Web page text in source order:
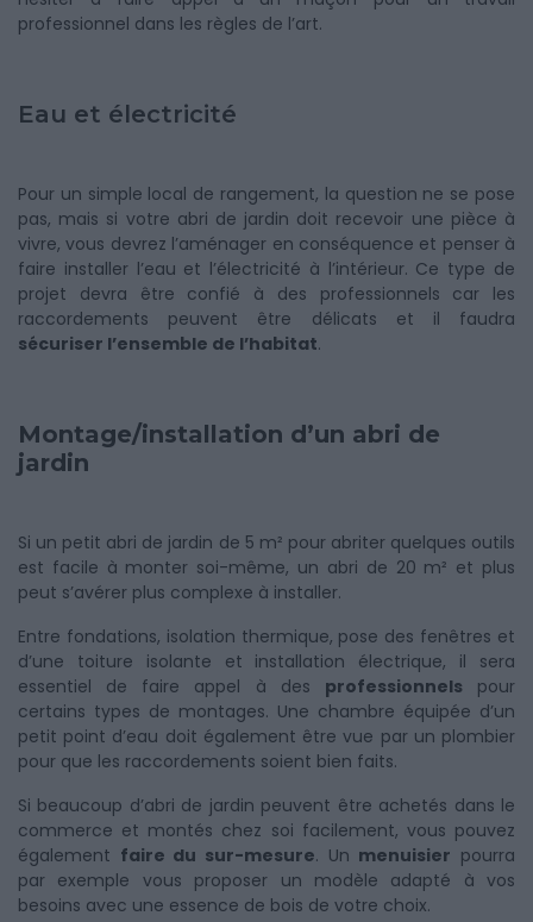
professionnel dans les règles de l’art.
Eau et électricité
Pour un simple local de rangement, la question ne se pose
pas, mais si votre abri de jardin doit recevoir une pièce à
vivre, vous devrez l’aménager en conséquence et penser à
faire installer l’eau et l’électricité à l’intérieur. Ce type de
projet devra être confié à des professionnels car les
raccordements peuvent être délicats et il faudra
sécuriser l’ensemble de l’habitat.
Montage/installation d’un abri de
jardin
Si un petit abri de jardin de 5 m² pour abriter quelques outils
est facile à monter soi-même, un abri de 20 m² et plus
peut s’avérer plus complexe à installer.
Entre fondations, isolation thermique, pose des fenêtres et
d’une toiture isolante et installation électrique, il sera
essentiel de faire appel à des professionnels pour
certains types de montages. Une chambre équipée d’un
petit point d’eau doit également être vue par un plombier
pour que les raccordements soient bien faits.
Si beaucoup d’abri de jardin peuvent être achetés dans le
commerce et montés chez soi facilement, vous pouvez
également faire du sur-mesure. Un menuisier pourra
par exemple vous proposer un modèle adapté à vos
besoins avec une essence de bois de votre choix.